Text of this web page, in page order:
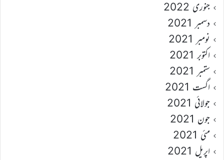
جنوری 2022
دسمبر 2021
نومبر 2021
اکتوبر 2021
ستمبر 2021
اگست 2021
جولائی 2021
جون 2021
مئی 2021
اپریل 2021